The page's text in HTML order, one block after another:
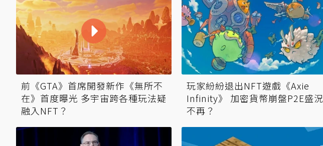
前《GTA》首席開發新作《無所不
在》首度曝光 多宇宙跨各種玩法疑
融入NFT？
玩家紛紛退出NFT遊戲《Axie
Infinity》 加密貨幣崩盤P2E盛況
不再？